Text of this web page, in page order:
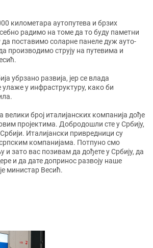
километара аутопутева и брзих
радимо на томе да то буду паметни
да поставимо соларне панеле дуж ауто-
производимо струју на путевима и
убрзано развија, јер се влада
у инфраструктуру, како би
велики број италијанских компанија дође
пројектима. Добродошли сте у Србију,
Италијански привредници су
компанијама. Потпуно смо
и зато вас позивам да дођете у Србију, да
и да дате допринос развоју наше
министар Весић.